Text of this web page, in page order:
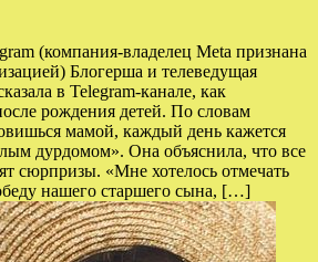
(компания-владелец Meta признана
Блогерша и телеведущая
в Telegram-канале, как
рождения детей. По словам
мамой, каждый день кажется
дурдомом». Она объяснила, что все
сюрпризы. «Мне хотелось отмечать
нашего старшего сына, […]